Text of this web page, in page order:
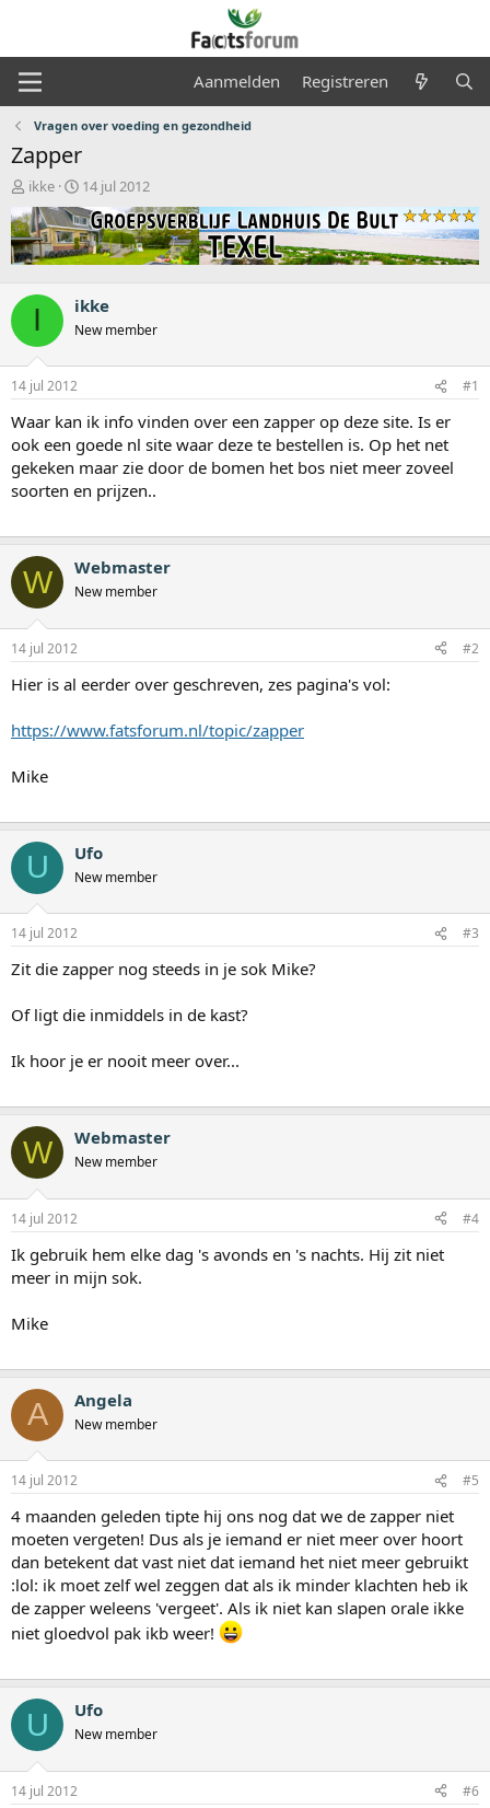
Aanmelden Registreren
Vragen over voeding en gezondheid
Zapper
O
n
d
e
r
e
p
s
t
a
r
t
e
r
ikke
S
t
a
r
t
a
t
m
14 jul 2012
I ikke
New member
14 jul 2012 #1
Waar kan ik info vinden over een zapper op deze site. Is er
ook een goede nl site waar deze te bestellen is. Op het net
gekeken maar zie door de bomen het bos niet meer zoveel
soorten en prijzen..
W Webmaster
New member
14 jul 2012 #2
Hier is al eerder over geschreven, zes pagina's vol:
https://www.fatsforum.nl/topic/zapper
Mike
U Ufo
New member
14 jul 2012 #3
Zit die zapper nog steeds in je sok Mike?
Of ligt die inmiddels in de kast?
Ik hoor je er nooit meer over...
W Webmaster
New member
14 jul 2012 #4
Ik gebruik hem elke dag 's avonds en 's nachts. Hij zit niet
meer in mijn sok.
Mike
A Angela
New member
14 jul 2012 #5
4 maanden geleden tipte hij ons nog dat we de zapper niet
moeten vergeten! Dus als je iemand er niet meer over hoort
dan betekent dat vast niet dat iemand het niet meer gebruikt
:lol: ik moet zelf wel zeggen dat als ik minder klachten heb ik
de zapper weleens 'vergeet'. Als ik niet kan slapen orale ikke
niet gloedvol pak ikb weer!
U Ufo
New member
14 jul 2012 #6